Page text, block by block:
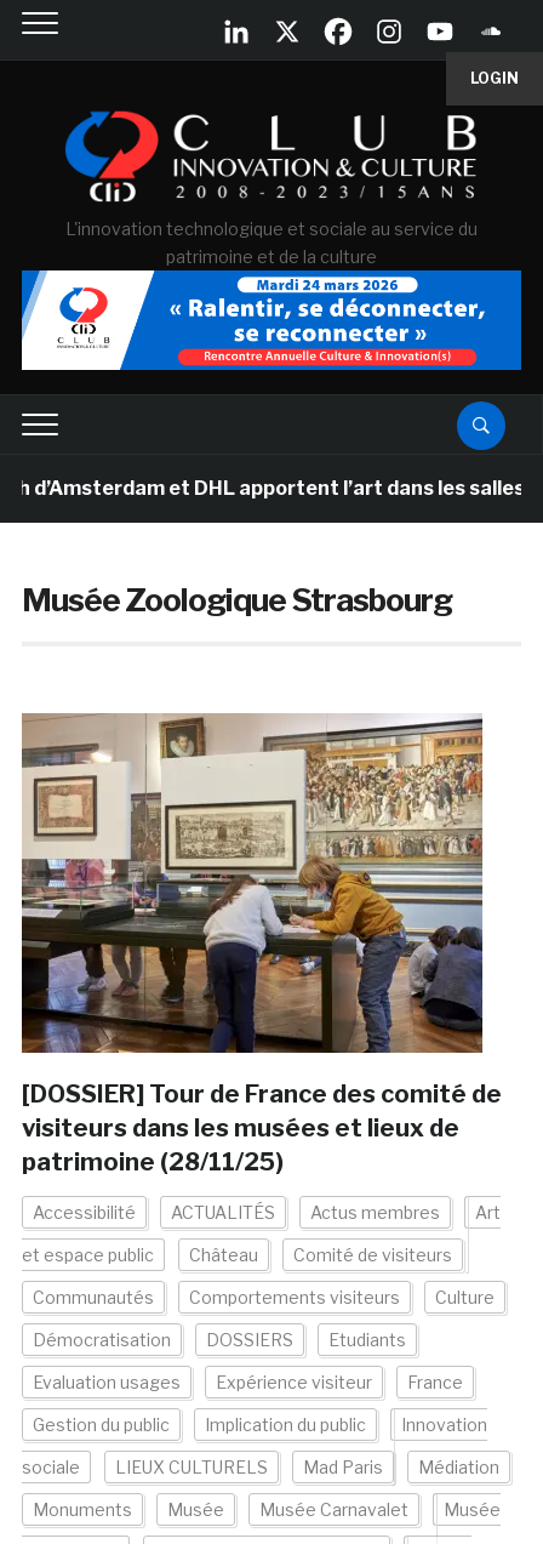
LOGIN
L'innovation technologique et sociale au service du
patrimoine et de la culture
et DHL apportent l’art dans les salles de
Musée Zoologique Strasbourg
[DOSSIER] Tour de France des comité de
visiteurs dans les musées et lieux de
patrimoine (28/11/25)
Accessibilité ACTUALITÉS Actus membres Art
et espace public Château Comité de visiteurs
Communautés Comportements visiteurs Culture
Démocratisation DOSSIERS Etudiants
Evaluation usages Expérience visiteur France
Gestion du public Implication du public Innovation
sociale LIEUX CULTURELS Mad Paris Médiation
Monuments Musée Musée Carnavalet Musée